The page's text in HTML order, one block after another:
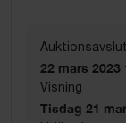
Auktionsavslut
22 mars 2023
Visning
Tisdag 21